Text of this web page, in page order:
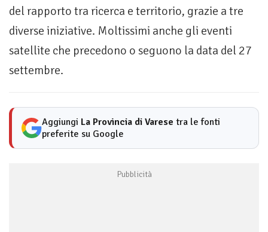
del rapporto tra ricerca e territorio, grazie a tre
diverse iniziative. Moltissimi anche gli eventi
satellite che precedono o seguono la data del 27
settembre.
Aggiungi La Provincia di Varese tra le fonti
preferite su Google